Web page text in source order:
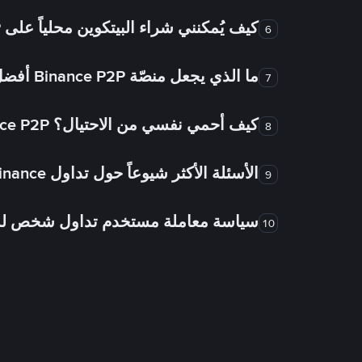
6 كيف يُمكنني شراء البيتكوين محلياً على Binance P2P؟
7 ما الذي يجعل منصّة Binance P2P أفضل من الأسواق الأخرى للتداول من شخص لشخص؟
8 كيف أحمي نفسي من الاحتيال؟ Binance P2P ضمان FTW!
9 الأسئلة الأكثر شيوعاً حول تداول Binance شخص لشخص
10 سياسة معاملة مستخدم تداول